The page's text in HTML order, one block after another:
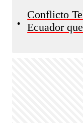
•
Conflicto
Ecuador